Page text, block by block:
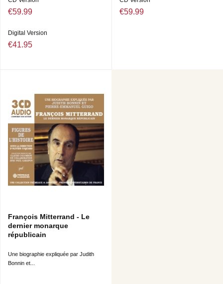
€59.99
Digital Version
€41.95
€59.99
François Mitterrand - Le
dernier monarque
républicain
Une biographie expliquée par Judith
Bonnin et...